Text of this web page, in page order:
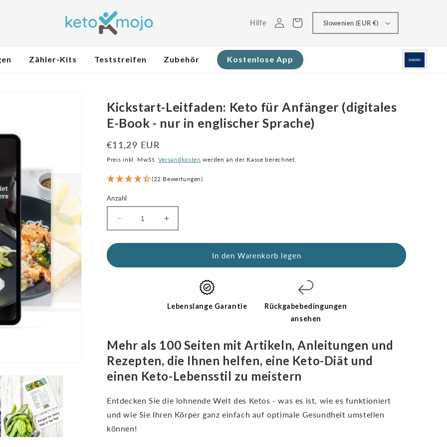
HilfeEinloggenWarenkorb Slowenien (EUR €)
Zähler-Kits Teststreifen Zubehör Kostenlose App
Kickstart-Leitfaden: Keto für Anfänger (digitales
E-Book - nur in englischer Sprache)
Regulärer
Preis
€11,29 EUR
Preis inkl. MwSt. Versandkosten werden an der Kasse berechnet.
(22 Bewertungen)
Anzahl
Reduzieren
Sie
die
E-
Book
-
auf
Anzahl
erhöhen
für
Beginners
(digitales
nur
auf
Englisch)
In den Warenkorb legen
Lebenslange Garantie
Rückgabebedingungen
ansehen
Mehr als 100 Seiten mit Artikeln, Anleitungen und
Rezepten, die Ihnen helfen, eine Keto-Diät und
einen Keto-Lebensstil zu meistern
Entdecken Sie die lohnende Welt des Ketos - was es ist, wie es funktioniert
und wie Sie Ihren Körper ganz einfach auf optimale Gesundheit umstellen
können!